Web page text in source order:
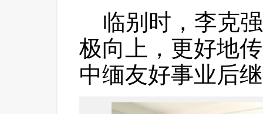
临别时，李克
极向上，更好地
中缅友好事业后